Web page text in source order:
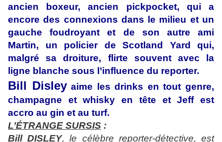
ancien boxeur, ancien pickpocket, qui a
encore des connexions dans le milieu et un
gauche foudroyant et de son autre ami
Martin, un policier de Scotland Yard qui,
malgré sa droiture, flirte souvent avec la
ligne blanche sous l’influence du reporter.
Bill Disleyaime les drinks en tout genre,
champagne et whisky en tête et Jeff est
accro au gin et au turf.
L’ÉTRANGE SURSIS :
Bill DISLEY, le célèbre reporter-détective, est